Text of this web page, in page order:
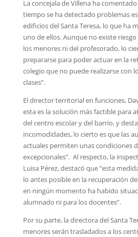
La concejala de Villena ha
tiempo se ha detectado problemas
edificios del Santa Teresa, lo que ha
uno de ellos. Aunque no existe
los menores ni del profesorado, lo
prepararse para poder actuar en la
colegio que no puede realizarse con
clases”.
El director territorial en funciones,
esta es la solución más factible para
del centro escolar y del barrio, y
incomodidades, lo cierto es que las
actuales permiten unas condiciones
excepcionales”. Al respecto, la
Luisa Pérez, destacó que “esta
lo antes posible en la recuperación
en ningún momento ha habido
alumnado ni para los docentes”.
Por su parte, la directora del Santa
menores serán trasladados a los